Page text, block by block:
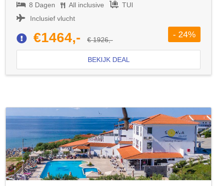
8 Dagen
All inclusive
TUI
Inclusief vlucht
€1464,- € 1926,-
- 24%
BEKIJK DEAL